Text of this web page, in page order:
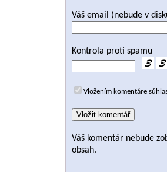
Váš email (nebude v
Kontrola proti spamu
Vložením komentáre
Váš komentár nebude
obsah.